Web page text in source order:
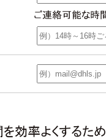
ご連絡可能な時
効率よくするた